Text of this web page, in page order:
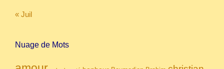
« Juil
Nuage de Mots